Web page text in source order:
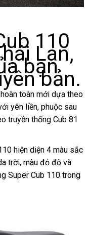
110
Lan,
bạn
bản.
toàn mới dựa theo
yên liền, phuộc sau
truyền thống Cub 81
hiện diện 4 màu sắc
trời, màu đỏ đô và
Super Cub 110 trong